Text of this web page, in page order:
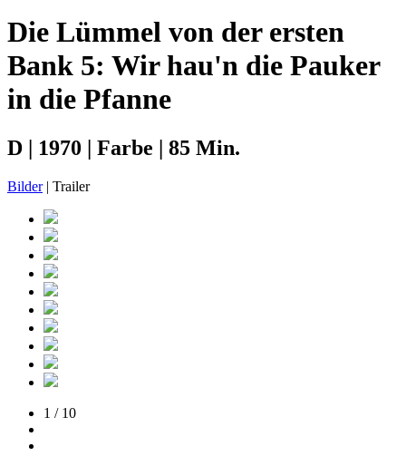
Die Lümmel von der ersten
Bank 5: Wir hau'n die Pauker
in die Pfanne
D | 1970 | Farbe | 85 Min.
Bilder| Trailer
1 / 10